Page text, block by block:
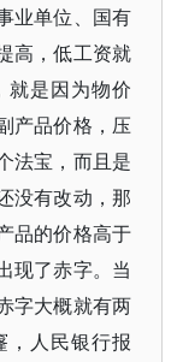
业单位、国有
高，低工资就
就是因为物价
产品价格，压
法宝，而且是
没有改动，那
品的价格高于
现了赤字。当
字大概就有两
，人民银行报